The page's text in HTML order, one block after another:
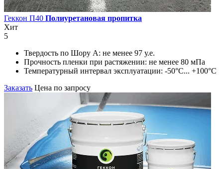
Геккон П40 Полиуретановая пропитка
Хит
5
Твердость по Шору А: не менее 97 у.е.
Прочность пленки при растяжении: не менее 80 мПа
Температурный интервал эксплуатации: -50°С... +100°С
Заказать Цена по запросу